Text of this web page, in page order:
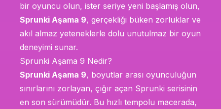
bir oyuncu olun, ister seriye yeni başlamış olun,
Sprunki Aşama 9, gerçekliği büken zorluklar ve
akıl almaz yeteneklerle dolu unutulmaz bir oyun
deneyimi sunar.
Sprunki Aşama 9 Nedir?
Sprunki Aşama 9, boyutlar arası oyunculuğun
sınırlarını zorlayan, çığır açan Sprunki serisinin
en son sürümüdür. Bu hızlı tempolu macerada,